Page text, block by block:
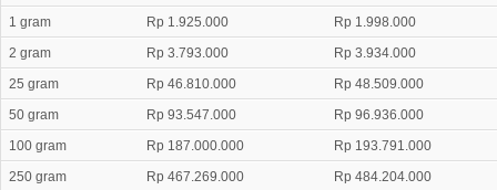
1 gram
Rp 1.925.000
Rp 1.998.000
2 gram
Rp 3.793.000
Rp 3.934.000
25 gram
Rp 46.810.000
Rp 48.509.000
50 gram
Rp 93.547.000
Rp 96.936.000
100 gram
Rp 187.000.000
Rp 193.791.000
250 gram
Rp 467.269.000
Rp 484.204.000